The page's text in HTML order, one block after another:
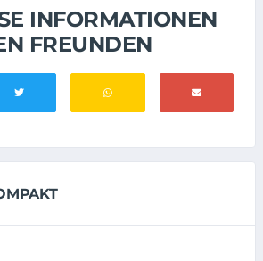
INFORMATIONEN
FREUNDEN